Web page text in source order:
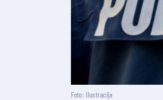
Foto: Ilustracija